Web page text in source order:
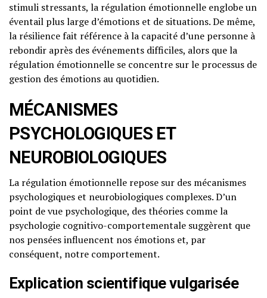
stimuli stressants, la régulation émotionnelle englobe un
éventail plus large d’émotions et de situations. De même,
la résilience fait référence à la capacité d’une personne à
rebondir après des événements difficiles, alors que la
régulation émotionnelle se concentre sur le processus de
gestion des émotions au quotidien.
MÉCANISMES
PSYCHOLOGIQUES ET
NEUROBIOLOGIQUES
La régulation émotionnelle repose sur des mécanismes
psychologiques et neurobiologiques complexes. D’un
point de vue psychologique, des théories comme la
psychologie cognitivo-comportementale suggèrent que
nos pensées influencent nos émotions et, par
conséquent, notre comportement.
Explication scientifique vulgarisée